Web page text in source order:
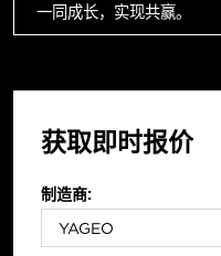
一同成长，实现共赢。
获取即时报价
制造商: